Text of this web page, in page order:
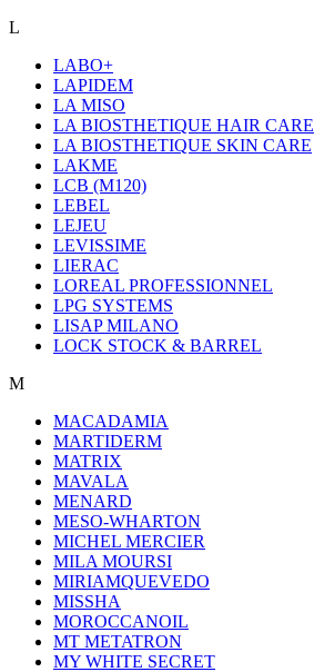
L
LABO+
LAPIDEM
LA MISO
LA BIOSTHETIQUE HAIR CARE
LA BIOSTHETIQUE SKIN CARE
LAKME
LCB (M120)
LEBEL
LEJEU
LEVISSIME
LIERAC
LOREAL PROFESSIONNEL
LPG SYSTEMS
LISAP MILANO
LOCK STOCK & BARREL
M
MACADAMIA
MARTIDERM
MATRIX
MAVALA
MENARD
MESO-WHARTON
MICHEL MERCIER
MILA MOURSI
MIRIAMQUEVEDO
MISSHA
MOROCCANOIL
MT METATRON
MY WHITE SECRET